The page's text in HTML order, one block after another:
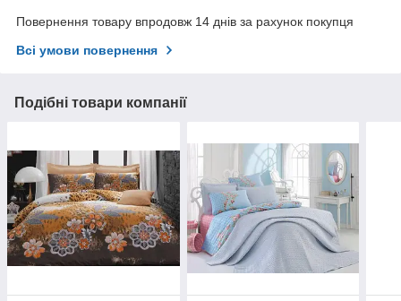
Повернення товару впродовж 14 днів за рахунок покупця
Всі умови повернення
Подібні товари компанії